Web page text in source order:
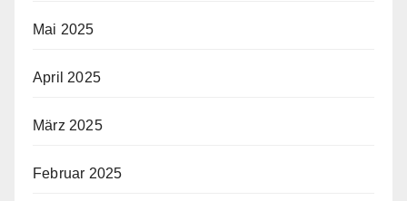
Mai 2025
April 2025
März 2025
Februar 2025